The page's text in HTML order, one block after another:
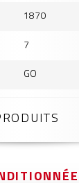
1870
7
GO